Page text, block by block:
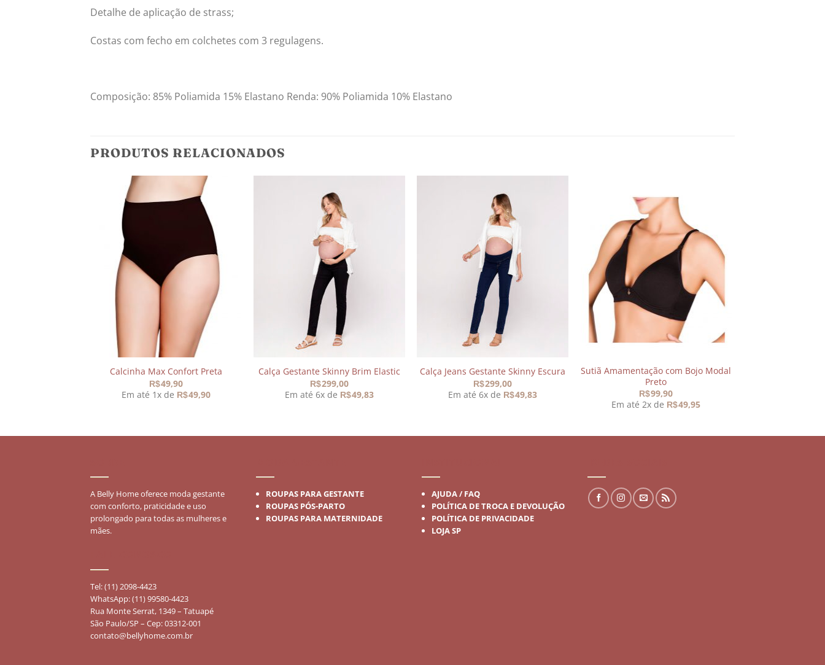
Detalhe de aplicação de strass;
Costas com fecho em colchetes com 3 regulagens.
Composição: 85% Poliamida 15% Elastano Renda: 90% Poliamida 10% Elastano
PRODUTOS RELACIONADOS
Adicionar
aos
meus
desejos
Calcinha Max Confort Preta
R$49,90
Em até 1x de R$49,90
Calça Gestante Skinny Brim Elastic
R$299,00
Em até 6x de R$49,83
Calça Jeans Gestante Skinny Escura
R$299,00
Em até 6x de R$49,83
Adicionar
aos
meus
desejos
Sutiã Amamentação com Bojo Modal
Preto
R$99,90
Em até 2x de R$49,95
A Belly Home oferece moda gestante
com conforto, praticidade e uso
prolongado para todas as mulheres e
mães.
ROUPAS PARA GESTANTE
ROUPAS PÓS-PARTO
ROUPAS PARA MATERNIDADE
AJUDA / FAQ
POLÍTICA DE TROCA E DEVOLUÇÃO
POLÍTICA DE PRIVACIDADE
LOJA SP
Tel: (11) 2098-4423
WhatsApp: (11) 99580-4423
Rua Monte Serrat, 1349 – Tatuapé
São Paulo/SP – Cep: 03312-001
contato@bellyhome.com.br